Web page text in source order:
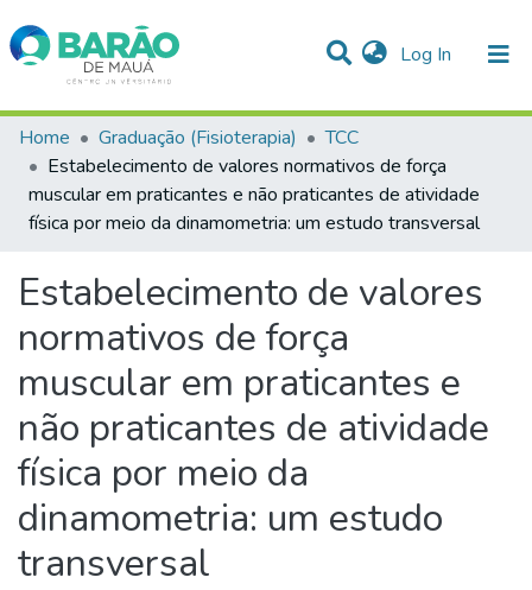
Log In (current)
Communities & Collections
Statistics
All of DSpace
Home Graduação (Fisioterapia)
TCC
Estabelecimento de valores normativos de força
muscular em praticantes e não praticantes de atividade
física por meio da dinamometria: um estudo transversal
Estabelecimento de valores
normativos de força
muscular em praticantes e
não praticantes de atividade
física por meio da
dinamometria: um estudo
transversal